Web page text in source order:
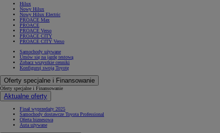
Hilux
Nowy Hilux
Nowy Hilux Electric
PROACE Max
PROACE
PROACE Verso
PROACE CITY
PROACE CITY Verso
Samochody używane
Umów się na jazdę testową
Zobacz wszystkie cenniki
Konfiguruj swoją Toyotę
Oferty specjalne i Finansowanie
Oferty specjalne i Finansowanie
Aktualne oferty
Finał wyprzedaży 2025
Samochody dostawcze Toyota Professional
Oferta biznesowa
Auta używane